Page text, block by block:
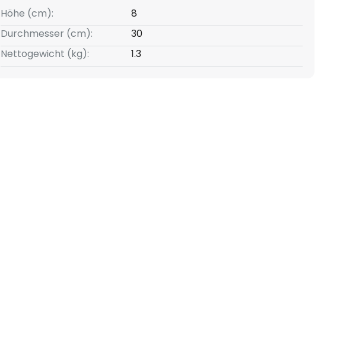
Höhe (cm):
8
Durchmesser (cm):
30
Nettogewicht (kg):
1.3